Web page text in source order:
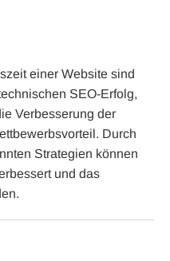
einer Website sind
SEO-Erfolg,
Verbesserung der
Durch
Strategien können
und das